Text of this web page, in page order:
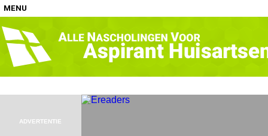
MENU
Home
Nascholingen op locatie (agenda)
ADVERTENTIE